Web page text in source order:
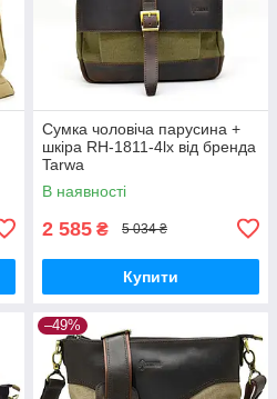
Сумка чоловіча парусина +
шкіра RH-1811-4lx від бренда
Tarwa
В наявності
2 585 ₴ 5 034 ₴
Купити
–49%